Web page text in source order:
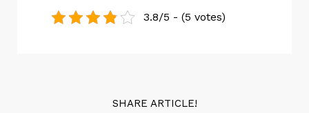
3.8/5 - (5 votes)
SHARE ARTICLE!